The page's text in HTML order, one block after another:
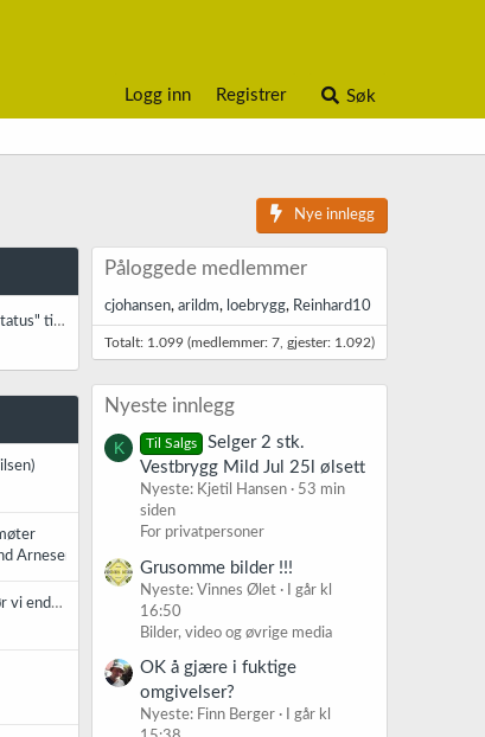
Logg inn Registrer Søk
Nye innlegg
Rabattkoder og "Norbrygg status" til 2030
Arnesen
Organisering av forumet; bør vi endre noe?
Påloggede medlemmer
cjohansen arildm loebrygg Reinhard10
Totalt: 1.099 (medlemmer: 7, gjester: 1.092)
Nyeste innlegg
K Til Salgs
Selger 2 stk.
Vestbrygg Mild Jul 25l ølsett
Nyeste: Kjetil Hansen
53 min
siden
For privatpersoner
Grusomme bilder !!!
Nyeste: Vinnes Ølet
I går kl
16:50
Bilder, video og øvrige media
OK å gjære i fuktige
omgivelser?
Nyeste: Finn Berger
I går kl